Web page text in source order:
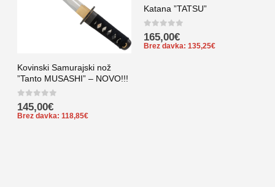
Kovinski Samurajski nož
”Tanto MUSASHI” – NOVO!!!
0 out of 5
145,00€
Brez davka: 118,85€
Katana ”TATSU”
0 out of 5
165,00€
Brez davka: 135,25€